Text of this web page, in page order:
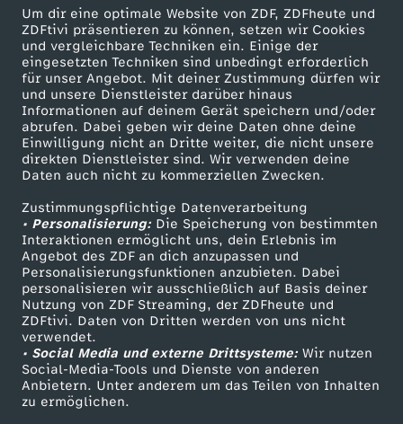
Um dir eine optimale Website von ZDF, ZDFheute und
ZDFtivi präsentieren zu können, setzen wir Cookies
und vergleichbare Techniken ein. Einige der
eingesetzten Techniken sind unbedingt erforderlich
für unser Angebot. Mit deiner Zustimmung dürfen wir
und unsere Dienstleister darüber hinaus
Informationen auf deinem Gerät speichern und/oder
abrufen. Dabei geben wir deine Daten ohne deine
Einwilligung nicht an Dritte weiter, die nicht unsere
direkten Dienstleister sind. Wir verwenden deine
Daten auch nicht zu kommerziellen Zwecken.
Zustimmungspflichtige Datenverarbeitung
• Personalisierung:Die Speicherung von bestimmten
Interaktionen ermöglicht uns, dein Erlebnis im
Angebot des ZDF an dich anzupassen und
Personalisierungsfunktionen anzubieten. Dabei
personalisieren wir ausschließlich auf Basis deiner
Nutzung von ZDF Streaming, der ZDFheute und
ZDFtivi. Daten von Dritten werden von uns nicht
verwendet.
• Social Media und externe Drittsysteme:Wir nutzen
Social-Media-Tools und Dienste von anderen
Anbietern. Unter anderem um das Teilen von Inhalten
zu ermöglichen.
b
e
s
?
N
e
u
e
s
L
Mehr ZDF
ZDF-Apps
Smart TV
ZDFtext
Livestreams
Sendungen A-Z
TV-Programm
Service
ZDFmitreden
Kontakt zum ZDF
Tickets
Zuschauerservice
Hilfe
ZDF Unternehmen
Karriere